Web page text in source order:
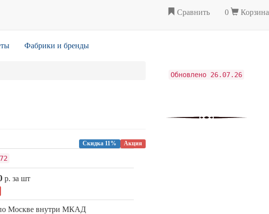
Сравнить 0 Корзина
Фабрики и бренды
Акция
Скидка 11%
р. за шт
Москве внутри МКАД
Обновлено 26.07.26